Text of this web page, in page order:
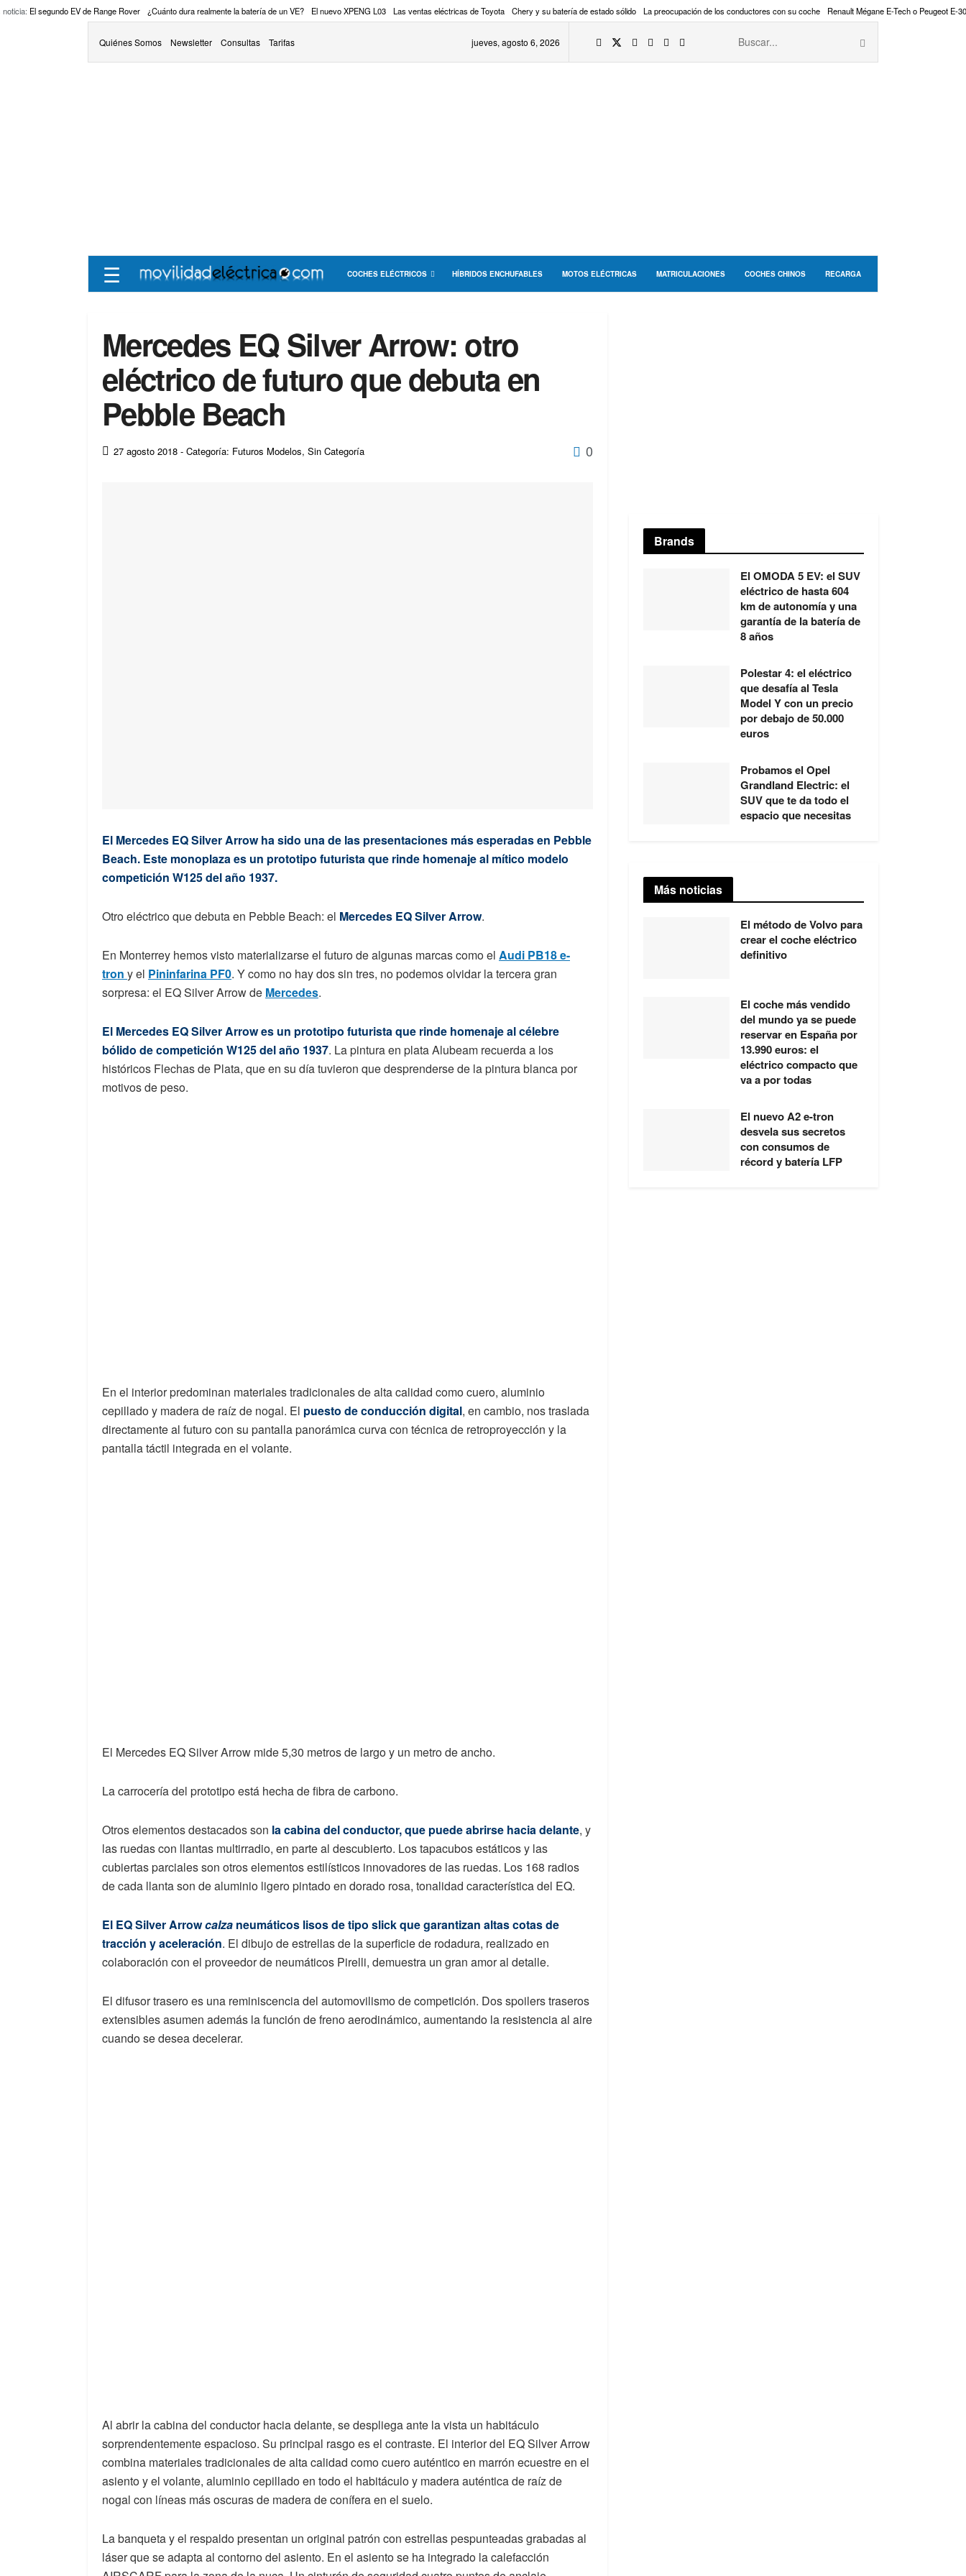
noticia: El segundo EV de Range Rover ¿Cuánto dura realmente la batería de un VE? El nuevo XPENG L03 Las ventas eléctricas de Toyota Chery y su batería de estado sólido La preocupación de los conductores con su coche Renault Mégane E-Tech o Peugeot E-
Quiénes Somos Newsletter Consultas Tarifas jueves, agosto 6, 2026
☰ COCHES ELÉCTRICOS HÍBRIDOS ENCHUFABLES MOTOS ELÉCTRICAS MATRICULACIONES COCHES CHINOS RECARGA
Mercedes EQ Silver Arrow: otro
eléctrico de futuro que debuta en
Pebble Beach
27 agosto 2018 - Categoría: Futuros Modelos, Sin Categoría 0
El Mercedes EQ Silver Arrow ha sido una de las presentaciones más esperadas en Pebble
Beach. Este monoplaza es un prototipo futurista que rinde homenaje al mítico modelo
competición W125 del año 1937.
Otro eléctrico que debuta en Pebble Beach: el Mercedes EQ Silver Arrow.
En Monterrey hemos visto materializarse el futuro de algunas marcas como el Audi PB18 e-
tron y el Pininfarina PF0. Y como no hay dos sin tres, no podemos olvidar la tercera gran
sorpresa: el EQ Silver Arrow de Mercedes.
El Mercedes EQ Silver Arrow es un prototipo futurista que rinde homenaje al célebre
bólido de competición W125 del año 1937. La pintura en plata Alubeam recuerda a los
históricos Flechas de Plata, que en su día tuvieron que desprenderse de la pintura blanca por
motivos de peso.
En el interior predominan materiales tradicionales de alta calidad como cuero, aluminio
cepillado y madera de raíz de nogal. El puesto de conducción digital, en cambio, nos traslada
directamente al futuro con su pantalla panorámica curva con técnica de retroproyección y la
pantalla táctil integrada en el volante.
El Mercedes EQ Silver Arrow mide 5,30 metros de largo y un metro de ancho.
La carrocería del prototipo está hecha de fibra de carbono.
Otros elementos destacados son la cabina del conductor, que puede abrirse hacia delante, y
las ruedas con llantas multirradio, en parte al descubierto. Los tapacubos estáticos y las
cubiertas parciales son otros elementos estilísticos innovadores de las ruedas. Los 168 radios
de cada llanta son de aluminio ligero pintado en dorado rosa, tonalidad característica del EQ.
El EQ Silver Arrowcalza neumáticos lisos de tipo slick que garantizan altas cotas de
tracción y aceleración. El dibujo de estrellas de la superficie de rodadura, realizado en
colaboración con el proveedor de neumáticos Pirelli, demuestra un gran amor al detalle.
El difusor trasero es una reminiscencia del automovilismo de competición. Dos spoilers traseros
extensibles asumen además la función de freno aerodinámico, aumentando la resistencia al aire
cuando se desea decelerar.
Al abrir la cabina del conductor hacia delante, se despliega ante la vista un habitáculo
sorprendentemente espacioso. Su principal rasgo es el contraste. El interior del EQ Silver Arrow
combina materiales tradicionales de alta calidad como cuero auténtico en marrón ecuestre en el
asiento y el volante, aluminio cepillado en todo el habitáculo y madera auténtica de raíz de
nogal con líneas más oscuras de madera de conífera en el suelo.
La banqueta y el respaldo presentan un original patrón con estrellas pespunteadas grabadas al
láser que se adapta al contorno del asiento. En el asiento se ha integrado la calefacción
Brands
El OMODA 5 EV: el SUV
eléctrico de hasta 604
km de autonomía y una
garantía de la batería de
8 años
Polestar 4: el eléctrico
que desafía al Tesla
Model Y con un precio
por debajo de 50.000
euros
Probamos el Opel
Grandland Electric: el
SUV que te da todo el
espacio que necesitas
Más noticias
El método de Volvo para
crear el coche eléctrico
definitivo
El coche más vendido
del mundo ya se puede
reservar en España por
13.990 euros: el
eléctrico compacto que
va a por todas
El nuevo A2 e-tron
desvela sus secretos
con consumos de
récord y batería LFP